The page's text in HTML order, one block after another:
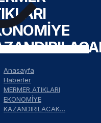
Anasayfa
Haberler
MERMER ATIKLARI
EKONOMİYE
KAZANDIRILACAK…